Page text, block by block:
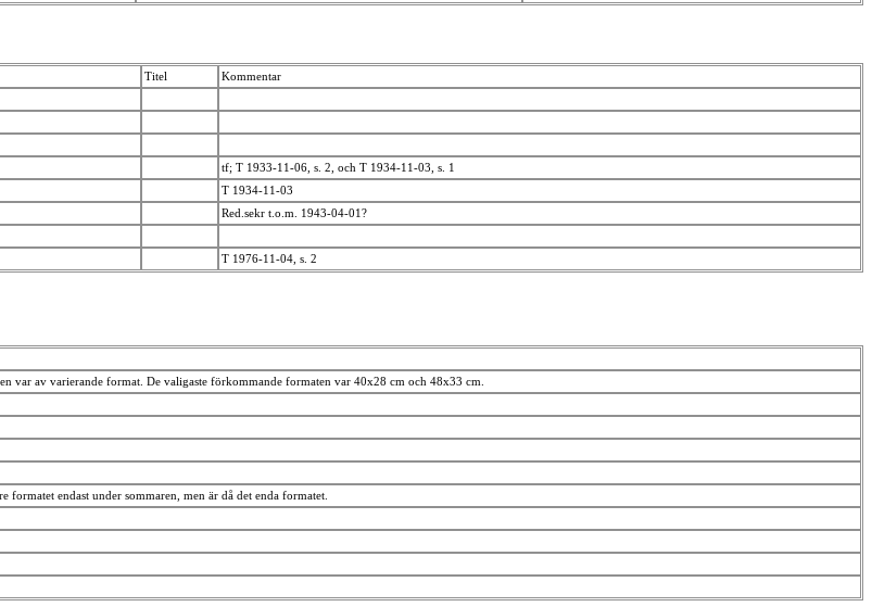
Titel
Kommentar
tf; T 1933-11-06, s. 2, och T 1934-11-03, s. 1
T 1934-11-03
Red.sekr t.o.m. 1943-04-01?
T 1976-11-04, s. 2
var av varierande format. De valigaste förkommande formaten var 40x28 cm och 48x33 cm.
formatet endast under sommaren, men är då det enda formatet.